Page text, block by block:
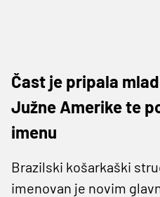
Čast je pripala
Južne Amerike te
imenu
Brazilski košarkaški
imenovan je novim